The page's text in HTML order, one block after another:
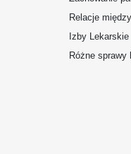
Relacje
Izby Lekarskie
Różne sprawy